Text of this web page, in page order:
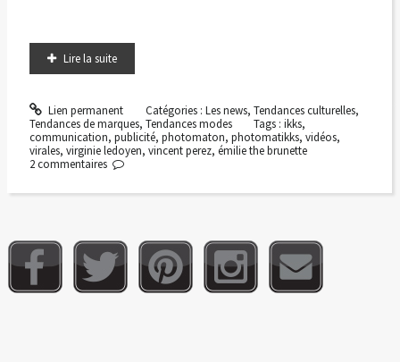
Lire la suite
Lien permanent Catégories : Les news, Tendances culturelles,
Tendances de marques, Tendances modes Tags :ikks,
communication, publicité, photomaton, photomatikks, vidéos,
virales, virginie ledoyen, vincent perez, émilie the brunette
2 commentaires